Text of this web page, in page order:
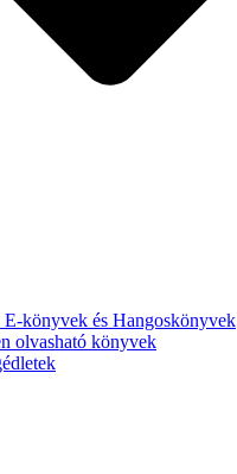
könyvek és Hangoskönyvek
olvasható könyvek